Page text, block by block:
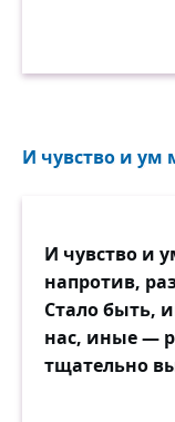
И чувство и ум
И чувство и
напротив,
Стало быть,
нас, иные —
тщательно